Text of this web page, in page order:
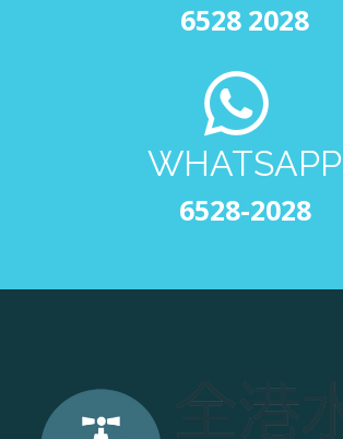
6528 2028
WHATSAPP
6528-2028